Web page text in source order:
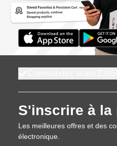
S'inscrire à la
Les meilleures offres et des
électronique.